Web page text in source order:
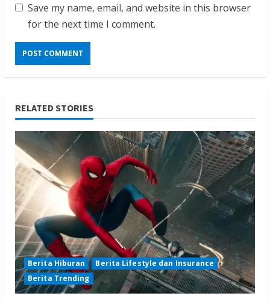
Save my name, email, and website in this browser
for the next time I comment.
RELATED STORIES
Berita Hiburan
Berita Lifestyle dan Insurance
Berita Trending